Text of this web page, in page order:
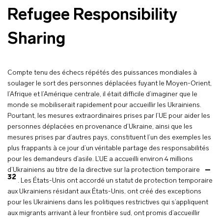
Refugee Responsibility
Sharing
Compte tenu des échecs répétés des puissances mondiales à
soulager le sort des personnes déplacées fuyant le Moyen-Orient,
l’Afrique et l’Amérique centrale, il était difficile d’imaginer que le
monde se mobiliserait rapidement pour accueillir les Ukrainiens.
Pourtant, les mesures extraordinaires prises par l’UE pour aider les
personnes déplacées en provenance d’Ukraine, ainsi que les
mesures prises par d’autres pays, constituent l’un des exemples les
plus frappants à ce jour d’un véritable partage des responsabilités
pour les demandeurs d’asile. L’UE a accueilli environ 4 millions
d’Ukrainiens au titre de la directive sur la protection temporaire
32 . Les États-Unis ont accordé un statut de protection temporaire
aux Ukrainiens résidant aux États-Unis, ont créé des exceptions
pour les Ukrainiens dans les politiques restrictives qui s’appliquent
aux migrants arrivant à leur frontière sud, ont promis d’accueillir